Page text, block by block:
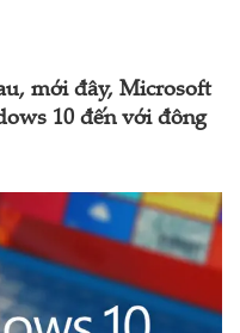
mới đây, Microsoft
10 đến với đông